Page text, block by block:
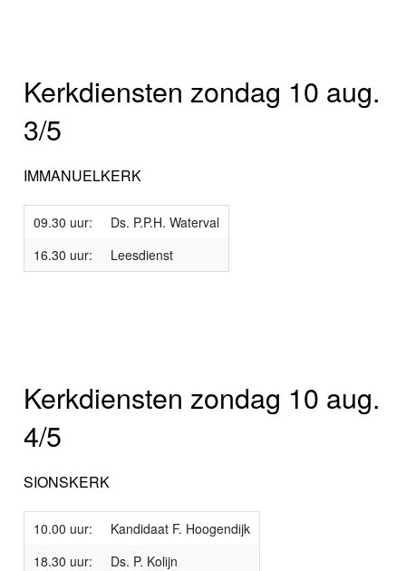
Kerkdiensten zondag 10 aug.
3/5
IMMANUELKERK
09.30 uur:
Ds. P.P.H. Waterval
16.30 uur:
Leesdienst
Kerkdiensten zondag 10 aug.
4/5
SIONSKERK
10.00 uur:
Kandidaat F. Hoogendijk
18.30 uur:
Ds. P. Kolijn